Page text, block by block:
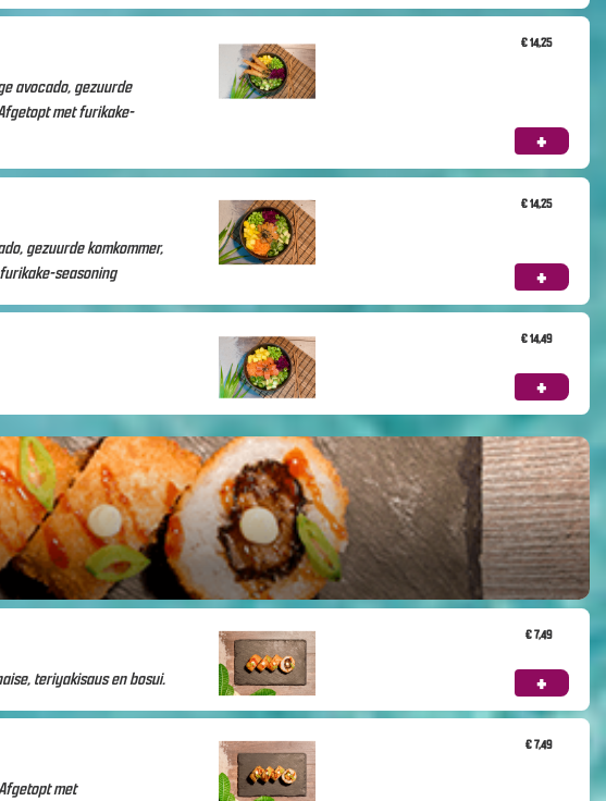
avocado, gezuurde
met furikake-
€ 14,25
+
gezuurde komkommer,
seasoning
€ 14,25
+
€ 14,49
+
teriyakisaus en bosui.
€ 7,49
+
met
€ 7,49